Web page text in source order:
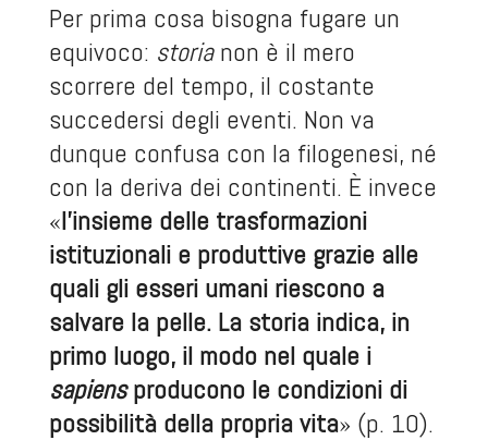
Per prima cosa bisogna fugare un
equivoco: storianon è il mero
scorrere del tempo, il costante
succedersi degli eventi. Non va
dunque confusa con la filogenesi, né
con la deriva dei continenti. È invece
«l’insieme delle trasformazioni
istituzionali e produttive grazie alle
quali gli esseri umani riescono a
salvare la pelle. La storia indica, in
primo luogo, il modo nel quale i
sapiensproducono le condizioni di
possibilità della propria vita» (p. 10).